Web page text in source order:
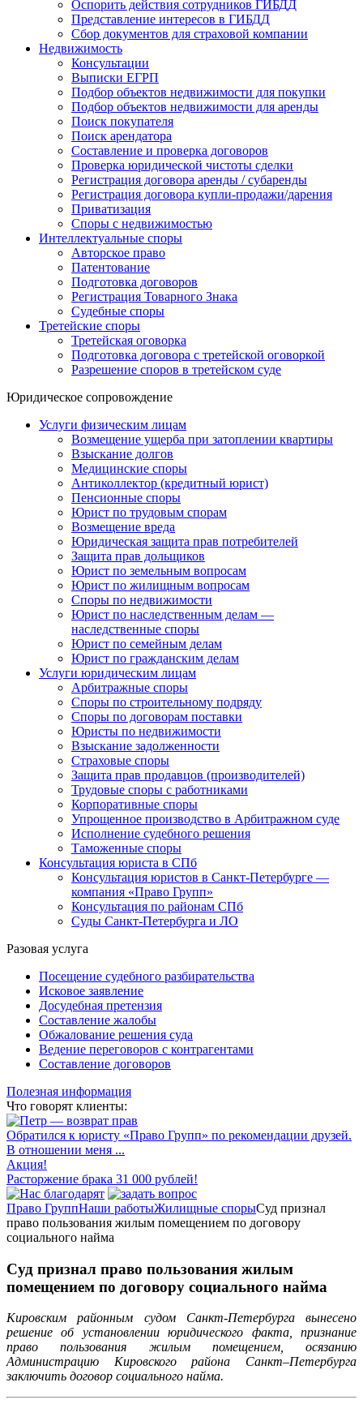
Оспорить действия сотрудников ГИБДД
Представление интересов в ГИБДД
Сбор документов для страховой компании
Недвижимость
Консультации
Выписки ЕГРП
Подбор объектов недвижимости для покупки
Подбор объектов недвижимости для аренды
Поиск покупателя
Поиск арендатора
Составление и проверка договоров
Проверка юридической чистоты сделки
Регистрация договора аренды / субаренды
Регистрация договора купли-продажи/дарения
Приватизация
Cпоры с недвижимостью
Интеллектуальные споры
Авторское право
Патентование
Подготовка договоров
Регистрация Товарного Знака
Судебные споры
Третейские споры
Третейская оговорка
Подготовка договора с третейской оговоркой
Разрешение споров в третейском суде
Юридическое сопровождение
Услуги физическим лицам
Возмещение ущерба при затоплении квартиры
Взыскание долгов
Медицинские споры
Антиколлектор (кредитный юрист)
Пенсионные споры
Юрист по трудовым спорам
Возмещение вреда
Юридическая защита прав потребителей
Защита прав дольщиков
Юрист по земельным вопросам
Юрист по жилищным вопросам
Споры по недвижимости
Юрист по наследственным делам —
наследственные споры
Юрист по семейным делам
Юрист по гражданским делам
Услуги юридическим лицам
Арбитражные споры
Споры по строительному подряду
Споры по договорам поставки
Юристы по недвижимости
Взыскание задолженности
Страховые споры
Защита прав продавцов (производителей)
Трудовые споры с работниками
Корпоративные споры
Упрощенное производство в Арбитражном суде
Исполнение судебного решения
Таможенные споры
Консультация юриста в СПб
Консультация юристов в Санкт-Петербурге —
компания «Право Групп»
Консультация по районам СПб
Суды Санкт-Петербурга и ЛО
Разовая услуга
Посещение судебного разбирательства
Исковое заявление
Досудебная претензия
Составление жалобы
Обжалование решения суда
Ведение переговоров с контрагентами
Составление договоров
Полезная информация
Что говорят клиенты:
Обратился к юристу «Право Групп» по рекомендации друзей.
В отношении меня ...
Акция!
Расторжение брака 31 000 рублей!
Право ГруппНаши работыЖилищные спорыСуд признал
право пользования жилым помещением по договору
социального найма
Суд признал право пользования жилым
помещением по договору социального найма
Кировским районным судом Санкт-Петербурга вынесено
решение об установлении юридического факта, признание
право пользования жилым помещением, осязанию
Администрацию Кировского района Санкт–Петербурга
заключить договор социального найма.